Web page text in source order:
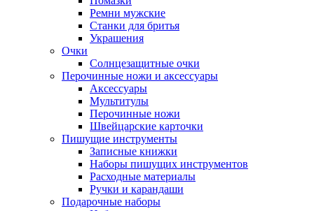
Ремни мужские
Станки для бритья
Украшения
Очки
Солнцезащитные очки
Перочинные ножи и аксессуары
Аксессуары
Мультитулы
Перочинные ножи
Швейцарские карточки
Пишущие инструменты
Записные книжки
Наборы пишущих инструментов
Расходные материалы
Ручки и карандаши
Подарочные наборы